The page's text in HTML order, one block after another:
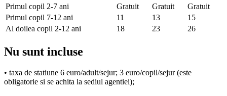
Primul copil 2-7 ani
Gratuit Gratuit
Gratuit
Primul copil 7-12 ani
11 13
15
Al doilea copil 2-12 ani
18 23 26
Nu sunt incluse
• taxa de statiune 6 euro/adult/sejur; 3 euro/copil/sejur (este
obligatorie si se achita la sediul agentiei);